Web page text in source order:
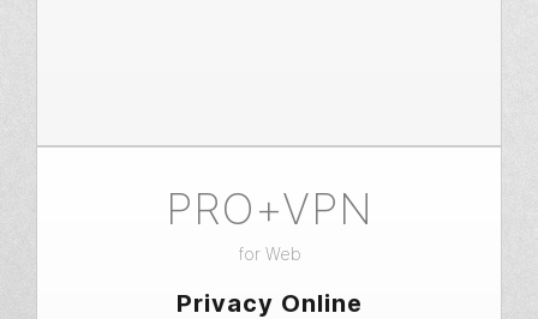
PRO+VPN
for Web
Privacy Online